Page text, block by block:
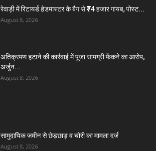
रेवाड़ी में रिटायर्ड हेडमास्टर के बैग से ₹74 हजार गायब, पोस्ट...
August 8, 2026
अतिक्रमण हटाने की कार्रवाई में पूजा सामग्री फेंकने का आरोप,
अर्जुन...
August 8, 2026
सामुदायिक जमीन से छेड़छाड़ व चोरी का मामला दर्ज
August 8, 2026